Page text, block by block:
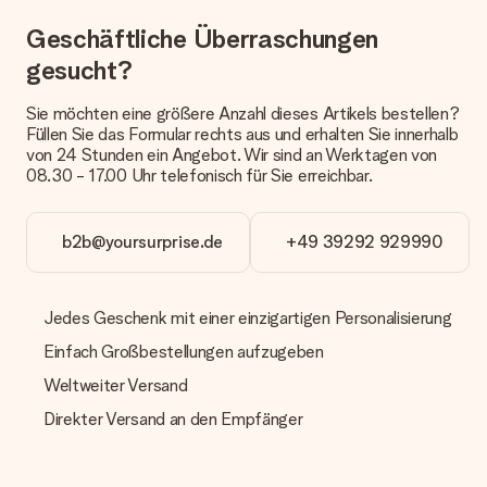
Päckchen versendet. Möchtest du wissen, ob es als Paket
oder Päckchen geliefert wird, kontaktiere bitte unseren
Kundenservice.
Zahlung
Wie kann ich meine Bestellung bezahlen?
Wir bieten die folgenden Zahlungsoptionen an: Vorauskasse
Kreditkarte oder auf Rechnung über Klarna. Bei einer
manuellen Überweisung verlängert sich die Lieferzeit des
Geschenks jedoch um 3 Werktage.
Was, wenn das Geschenk meine Erwartungen nicht
erfüllt?
Sollte das Geschenk wider Erwarten deine Erwartungen nicht
erfüllen, bitten wir dich, unseren Kundenservice zu
kontaktieren. Dort wird dir umgehend ein passender
Geschäftliche Überraschungen
gesucht?
Sie möchten eine größere Anzahl dieses Artikels bestellen?
Füllen Sie das Formular rechts aus und erhalten Sie innerhalb
von 24 Stunden ein Angebot. Wir sind an Werktagen von
08.30 - 17.00 Uhr telefonisch für Sie erreichbar.
b2b@yoursurprise.de +49 39292 929990
Jedes Geschenk mit einer einzigartigen Personalisierung
Einfach Großbestellungen aufzugeben
Weltweiter Versand
Direkter Versand an den Empfänger